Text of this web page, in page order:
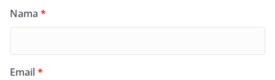
Nama *
Email*